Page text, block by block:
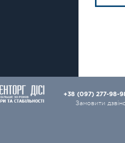
+38 (097) 277-98-
Замовити